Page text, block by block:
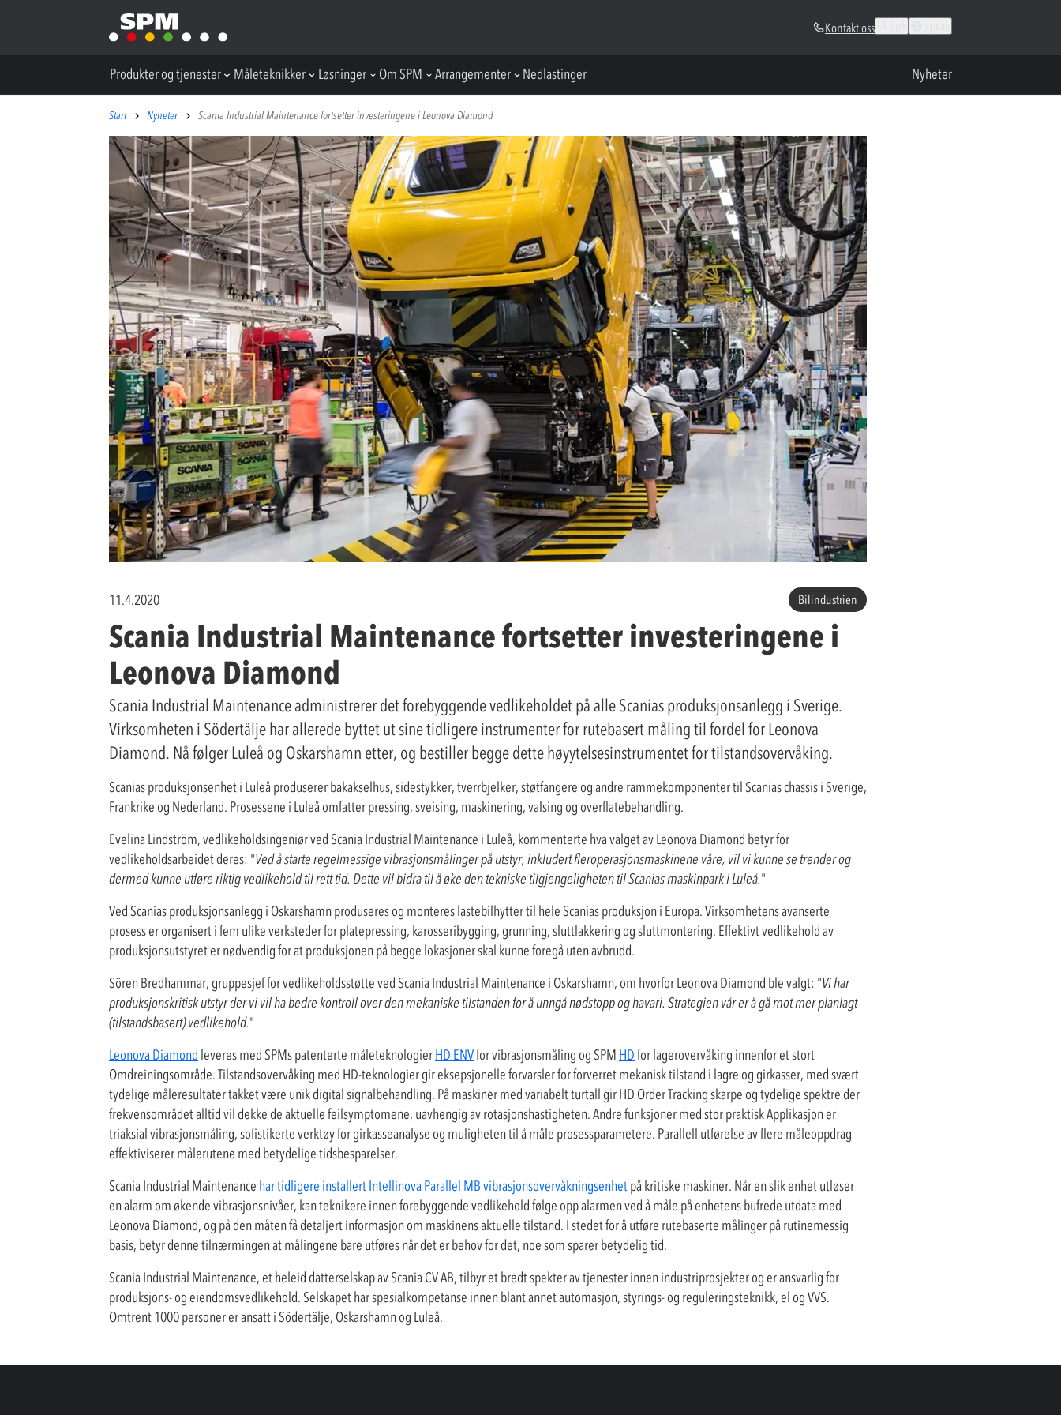
Kontakt oss
Produkter og tjenester Måleteknikker Løsninger Om SPM Arrangementer Nedlastinger Nyheter
Start Nyheter Scania Industrial Maintenance fortsetter investeringene i Leonova Diamond
11.4.2020 Bilindustrien
Scania Industrial Maintenance fortsetter investeringene i
Leonova Diamond
Scania Industrial Maintenance administrerer det forebyggende vedlikeholdet på alle Scanias produksjonsanlegg i Sverige.
Virksomheten i Södertälje har allerede byttet ut sine tidligere instrumenter for rutebasert måling til fordel for Leonova
Diamond. Nå følger Luleå og Oskarshamn etter, og bestiller begge dette høyytelsesinstrumentet for tilstandsovervåking.
Scanias produksjonsenhet i Luleå produserer bakakselhus, sidestykker, tverrbjelker, støtfangere og andre rammekomponenter til Scanias chassis i Sverige,
Frankrike og Nederland. Prosessene i Luleå omfatter pressing, sveising, maskinering, valsing og overflatebehandling.
Evelina Lindström, vedlikeholdsingeniør ved Scania Industrial Maintenance i Luleå, kommenterte hva valget av Leonova Diamond betyr for
vedlikeholdsarbeidet deres: "Ved å starte regelmessige vibrasjonsmålinger på utstyr, inkludert fleroperasjonsmaskinene våre, vil vi kunne se trender og
dermed kunne utføre riktig vedlikehold til rett tid. Dette vil bidra til å øke den tekniske tilgjengeligheten til Scanias maskinpark i Luleå."
Ved Scanias produksjonsanlegg i Oskarshamn produseres og monteres lastebilhytter til hele Scanias produksjon i Europa. Virksomhetens avanserte
prosess er organisert i fem ulike verksteder for platepressing, karosseribygging, grunning, sluttlakkering og sluttmontering. Effektivt vedlikehold av
produksjonsutstyret er nødvendig for at produksjonen på begge lokasjoner skal kunne foregå uten avbrudd.
Sören Bredhammar, gruppesjef for vedlikeholdsstøtte ved Scania Industrial Maintenance i Oskarshamn, om hvorfor Leonova Diamond ble valgt: "Vi har
produksjonskritisk utstyr der vi vil ha bedre kontroll over den mekaniske tilstanden for å unngå nødstopp og havari. Strategien vår er å gå mot mer planlagt
(tilstandsbasert) vedlikehold."
Leonova Diamond leveres med SPMs patenterte måleteknologierHD ENVfor vibrasjonsmåling og SPM HDfor lagerovervåking innenfor et stort
Omdreiningsområde. Tilstandsovervåking med HD-teknologier gir eksepsjonelle forvarsler for forverret mekanisk tilstand i lagre og girkasser, med svært
tydelige måleresultater takket være unik digital signalbehandling. På maskiner med variabelt turtall gir HD Order Tracking skarpe og tydelige spektre der
frekvensområdet alltid vil dekke de aktuelle feilsymptomene, uavhengig av rotasjonshastigheten. Andre funksjoner med stor praktisk Applikasjon er
triaksial vibrasjonsmåling, sofistikerte verktøy for girkasseanalyse og muligheten til å måle prosessparametere. Parallell utførelse av flere måleoppdrag
effektiviserer målerutene med betydelige tidsbesparelser.
Scania Industrial Maintenance har tidligere installert Intellinova Parallel MB vibrasjonsovervåkningsenhetpå kritiske maskiner. Når en slik enhet utløser
en alarm om økende vibrasjonsnivåer, kan teknikere innen forebyggende vedlikehold følge opp alarmen ved å måle på enhetens bufrede utdata med
Leonova Diamond, og på den måten få detaljert informasjon om maskinens aktuelle tilstand. I stedet for å utføre rutebaserte målinger på rutinemessig
basis, betyr denne tilnærmingen at målingene bare utføres når det er behov for det, noe som sparer betydelig tid.
Scania Industrial Maintenance, et heleid datterselskap av Scania CV AB, tilbyr et bredt spekter av tjenester innen industriprosjekter og er ansvarlig for
produksjons- og eiendomsvedlikehold. Selskapet har spesialkompetanse innen blant annet automasjon, styrings- og reguleringsteknikk, el og VVS.
Omtrent 1000 personer er ansatt i Södertälje, Oskarshamn og Luleå.